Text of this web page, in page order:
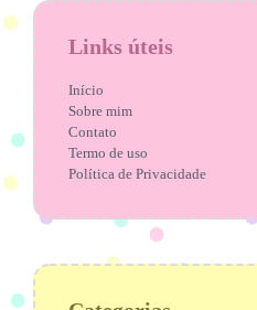
Links úteis
Início
Sobre mim
Contato
Termo de uso
Política de Privacidade